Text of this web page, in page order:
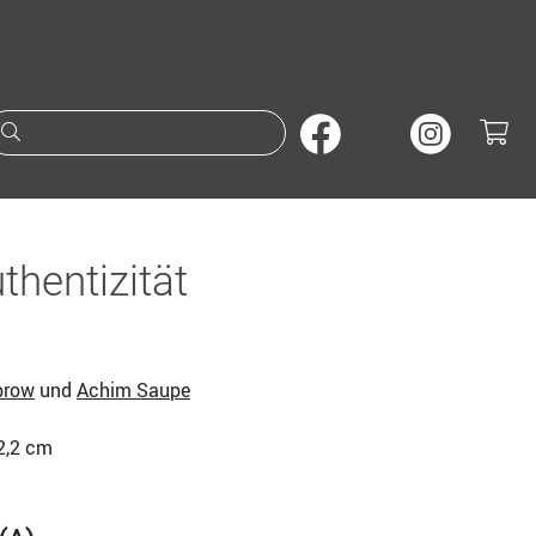
Suche nach Büchern oder
und Achim Saupe
cm